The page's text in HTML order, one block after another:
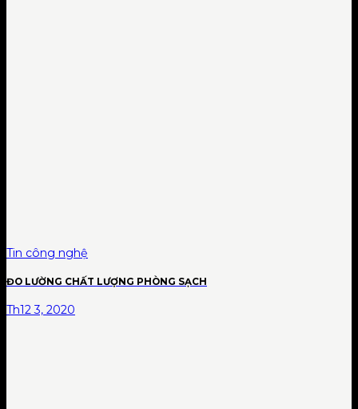
Tin công nghệ
ĐO LƯỜNG CHẤT LƯỢNG PHÒNG SẠCH
Th12 3, 2020